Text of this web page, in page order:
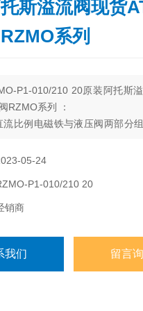
斯溢流阀现货
系列
P1-010/210 20原装阿托斯
RZMO系列 ：
流比例电磁铁与液压阀两部分
，但工作原理基本相同，它们
05-24
P1-010/210 20
销商
我们 留言